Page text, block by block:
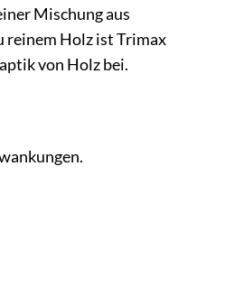
Mischung aus
reinem Holz ist Trimax
von Holz bei.